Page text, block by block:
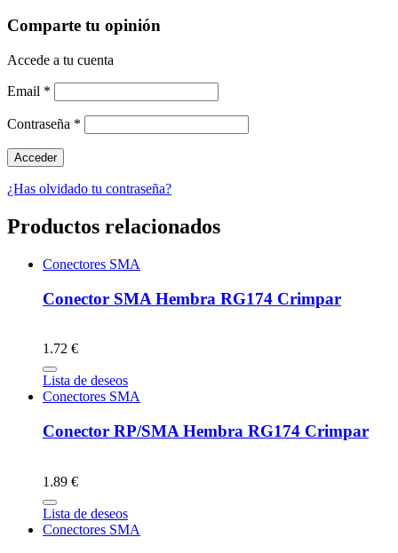
Comparte tu opinión
Accede a tu cuenta
Email *
Contraseña *
¿Has olvidado tu contraseña?
Productos relacionados
Conectores SMA
Conector SMA Hembra RG174 Crimpar
1.72 €
Lista de deseos
Conectores SMA
Conector RP/SMA Hembra RG174 Crimpar
1.89 €
Lista de deseos
Conectores SMA